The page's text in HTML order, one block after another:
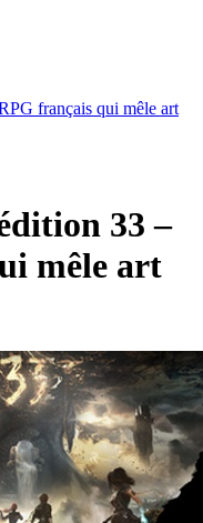
français qui mêle art
33 –
mêle art